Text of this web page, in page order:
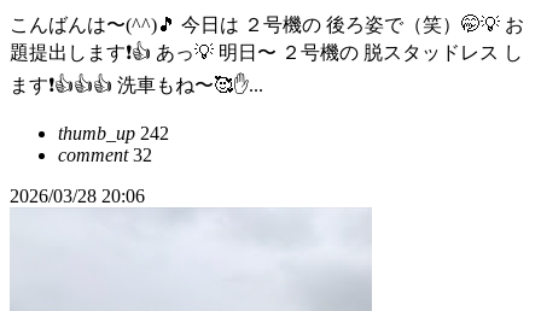
こんばんは〜(^^)🎵 今日は ２号機の 後ろ姿で（笑）🤭💡 お
題提出します❗👍 あっ💡 明日〜 ２号機の 脱スタッドレス し
ます❗👍👍👍 洗車もね〜🥰✋...
thumb_up 242
comment32
2026/03/28 20:06